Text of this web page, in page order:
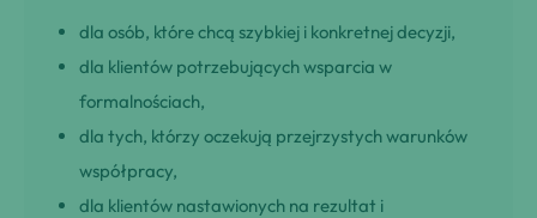
dla osób, które chcą szybkiej i konkretnej decyzji,
dla klientów potrzebujących wsparcia w
formalnościach,
dla tych, którzy oczekują przejrzystych warunków
współpracy,
dla klientów nastawionych na rezultat i